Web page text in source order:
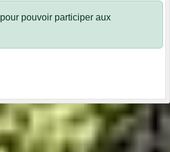
pour pouvoir participer aux